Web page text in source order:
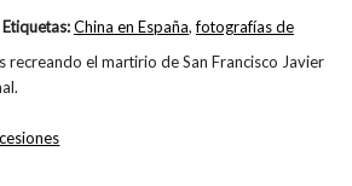
recreando el martirio de San Francisco Javier
Etiquetas:China en España,fotografías de